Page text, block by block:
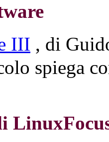
III , di
spiega